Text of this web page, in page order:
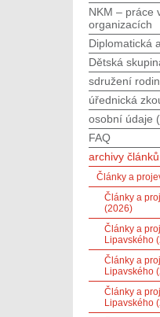
NKM – práce
organizacích
Diplomatická
Dětská
sdružení
úřednická
osobní údaje
FAQ
archivy článků
Články a
Články a
(2026)
Články a
Lipavského
Články a
Lipavského
Články a
Lipavského